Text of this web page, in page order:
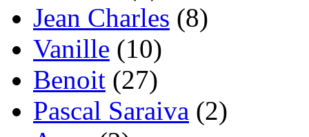
Jean Charles (8)
Vanille (10)
Benoit (27)
Pascal Saraiva (2)